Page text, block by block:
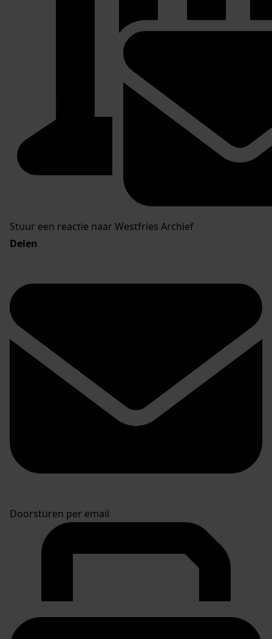
Stuur een reactie naar Westfries Archief
Delen
Doorsturen per email